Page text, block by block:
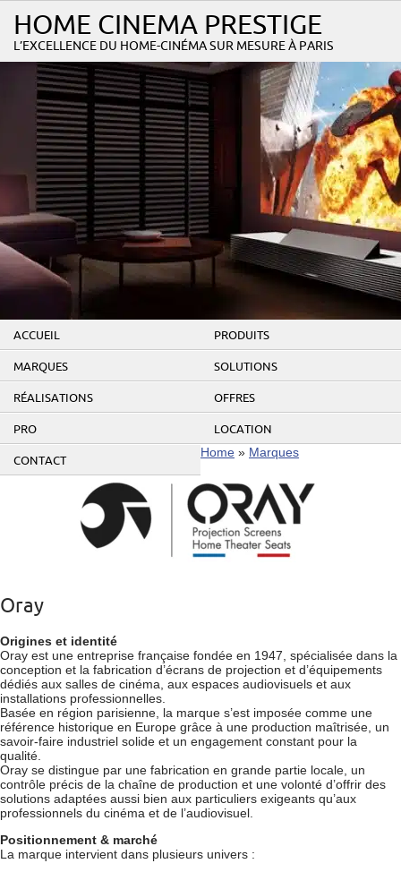
HOME CINEMA PRESTIGE
L’EXCELLENCE DU HOME-CINÉMA SUR MESURE À PARIS
ACCUEIL PRODUITS
MARQUES SOLUTIONS
RÉALISATIONS OFFRES
PRO LOCATION
CONTACT
Home » Marques
Oray
Origines et identité
Oray est une entreprise française fondée en 1947, spécialisée dans la
conception et la fabrication d’écrans de projection et d’équipements
dédiés aux salles de cinéma, aux espaces audiovisuels et aux
installations professionnelles.
Basée en région parisienne, la marque s’est imposée comme une
référence historique en Europe grâce à une production maîtrisée, un
savoir-faire industriel solide et un engagement constant pour la
qualité.
Oray se distingue par une fabrication en grande partie locale, un
contrôle précis de la chaîne de production et une volonté d’offrir des
solutions adaptées aussi bien aux particuliers exigeants qu’aux
professionnels du cinéma et de l’audiovisuel.
Positionnement & marché
La marque intervient dans plusieurs univers :